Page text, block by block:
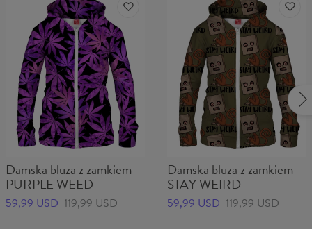
Damska bluza z zamkiem
PURPLE WEED
59,99 USD 119,99 USD
Damska bluza z zamkiem
STAY WEIRD
59,99 USD 119,99 USD